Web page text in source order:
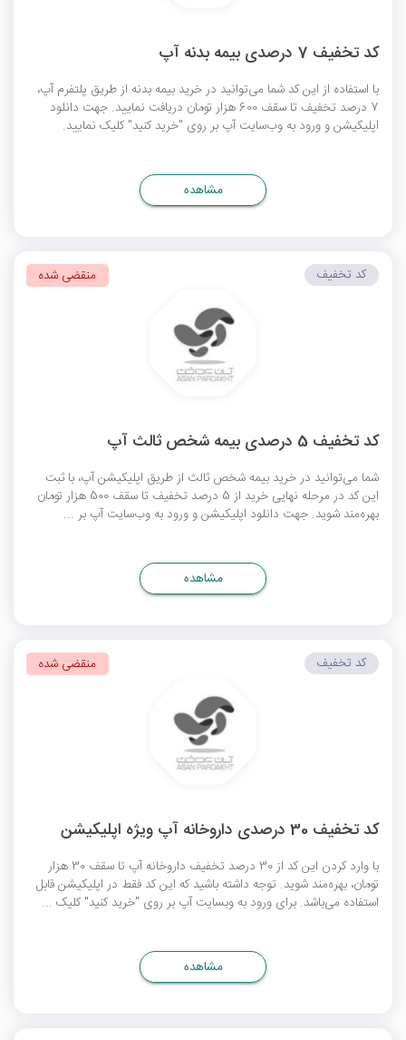
کد تخفیف 7 درصدی بیمه بدنه آپ
با استفاده از این کد شما می‌توانید در خرید بیمه بدنه از طریق پلتفرم آپ،
7 درصد تخفیف تا سقف 600 هزار تومان دریافت نمایید. جهت دانلود
اپلیکیشن و ورود به وب‌سایت آپ بر روی "خرید کنید" کلیک نمایید.
مشاهده
کد تخفیف 5 درصدی بیمه شخص ثالث آپ
شما می‌توانید در خرید بیمه شخص ثالث از طریق اپلیکیشن آپ، با ثبت
این کد در مرحله نهایی خرید از 5 درصد تخفیف تا سقف 500 هزار تومان
بهره‌مند شوید. جهت دانلود اپلیکیشن و ورود به وب‌سایت آپ بر ...
کد تخفیف منقضی شده
مشاهده
کد تخفیف 30 درصدی داروخانه آپ ویژه اپلیکیشن
با وارد کردن این کد از 30 درصد تخفیف داروخانه آپ تا سقف 30 هزار
تومان، بهره‌مند شوید. توجه داشته باشید که این کد فقط در اپلیکیشن قابل
استفاده می‌باشد. برای ورود به وبسایت آپ بر روی "خرید کنید" کلیک ...
کد تخفیف منقضی شده
مشاهده